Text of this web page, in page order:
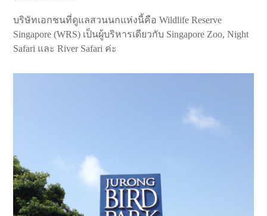
บริษัทเอกชนที่ดูแลสวนนกแห่งนี้คือ Wildlife Reserve
Singapore (WRS) เป็นผู้บริหารเดียวกับ Singapore Zoo, Night
Safari และ River Safari ค่ะ